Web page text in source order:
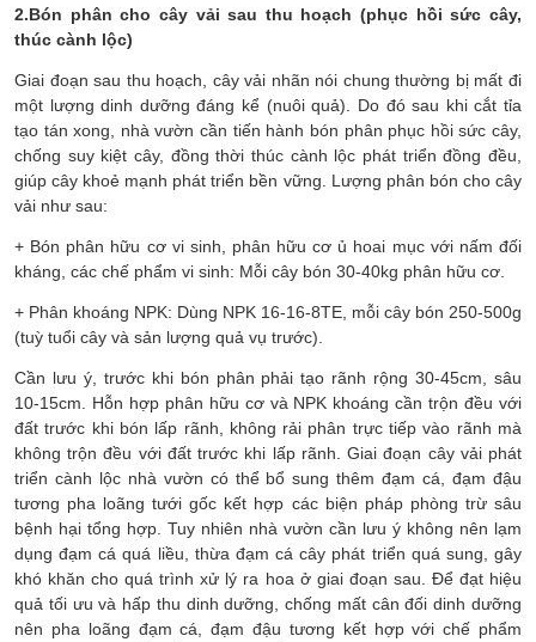
2.Bón phân cho cây vải sau thu hoạch (phục hồi sức cây,
thúc cành lộc)
Giai đoạn sau thu hoạch, cây vải nhãn nói chung thường bị mất đi
một lượng dinh dưỡng đáng kể (nuôi quả). Do đó sau khi cắt tỉa
tạo tán xong, nhà vườn cần tiến hành bón phân phục hồi sức cây,
chống suy kiệt cây, đồng thời thúc cành lộc phát triển đồng đều,
giúp cây khoẻ mạnh phát triển bền vững. Lượng phân bón cho cây
vải như sau:
+ Bón phân hữu cơ vi sinh, phân hữu cơ ủ hoai mục với nấm đối
kháng, các chế phẩm vi sinh: Mỗi cây bón 30-40kg phân hữu cơ.
+ Phân khoáng NPK: Dùng NPK 16-16-8TE, mỗi cây bón 250-500g
(tuỳ tuổi cây và sản lượng quả vụ trước).
Cần lưu ý, trước khi bón phân phải tạo rãnh rộng 30-45cm, sâu
10-15cm. Hỗn hợp phân hữu cơ và NPK khoáng cần trộn đều với
đất trước khi bón lấp rãnh, không rải phân trực tiếp vào rãnh mà
không trộn đều với đất trước khi lấp rãnh. Giai đoạn cây vải phát
triển cành lộc nhà vườn có thể bổ sung thêm đạm cá, đạm đậu
tương pha loãng tưới gốc kết hợp các biện pháp phòng trừ sâu
bệnh hại tổng hợp. Tuy nhiên nhà vườn cần lưu ý không nên lạm
dụng đạm cá quá liều, thừa đạm cá cây phát triển quá sung, gây
khó khăn cho quá trình xử lý ra hoa ở giai đoạn sau. Để đạt hiệu
quả tối ưu và hấp thu dinh dưỡng, chống mất cân đối dinh dưỡng
nên pha loãng đạm cá, đạm đậu tương kết hợp với chế phẩm